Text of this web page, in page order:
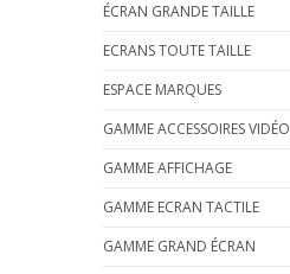
ÉCRAN GRANDE TAILLE
ECRANS TOUTE TAILLE
ESPACE MARQUES
GAMME ACCESSOIRES VIDÉO
GAMME AFFICHAGE
GAMME ECRAN TACTILE
GAMME GRAND ÉCRAN